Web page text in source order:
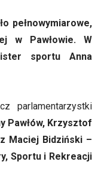
pełnowymiarowe,
w Pawłowie. W
sportu Anna
parlamentarzystki
Pawłów, Krzysztof
Maciej Bidziński –
Sportu i Rekreacji